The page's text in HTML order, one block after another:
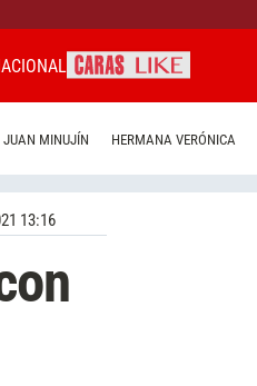
JUAN MINUJÍN HERMANA VERÓNICA
13:16